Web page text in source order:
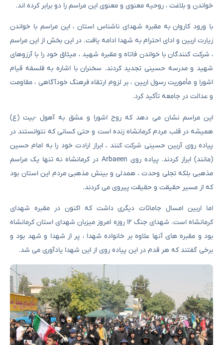
خواندن و بلاغت ، روحیه معنوی و معنوی این مراسم را دو برابر کرده اند.
با ورود کاروان به مقبره شهدای ناشناس استان ، این مراسم با خواندن
زیارت اربین و ادای احترام به شهدا ادامه یافت. در این بخش از این مراسم
، شرکت کنندگان با خواندن فاتاه و مقبره شهید ، میثاق خود را با آرزوهای
شهید و مدرسه حسینی تجدید کردند. سخنران با اشاره به فلسفه قیام
اشورا و مأموریت رسول اربین ، بر لزوم ارتقاء فرهنگ خودآگاهی ، مقاومت
و عدالت در جامعه تأکید کرد.
این مراسم نشان می دهد که روح اشورا و عشق به آهول -بیت (ع)
همیشه در قلب مردم کرمانشاه زنده است و حتی کسانی که نتوانستند در
پیاده روی آربین حسینی شرکت کنند ، ابراز ارادت خود را به امام حسین
(مانند) ابراز کردند. پیاده روی Arbaeen در کرمانشاه نه تنها یک مراسم
مذهبی بلکه تجلی وحدت ، همدلی و بینش مذهبی مردم این استان بود
که از مسیر حقیقت و حقیقت پیروی می کردند.
اما اربین امسال جامائات دیگری داشت که اکنون در مقبره شهدای
کرمانشاه است. شهدای جنگ ۱۲ روزه امروز میزبان شهدای استان کرمانشاه
بود و مقبره های آنها علاوه بر خانواده شهدا ، پر از شهدا و شهد بود و
برخی گفتند که هر قدم در این پیاده روی از این شهدا یادآوری می شد.